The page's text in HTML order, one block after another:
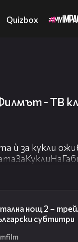
Quizbox
- ТВ
ѝ за кукли
нощ 2 –
субтитри